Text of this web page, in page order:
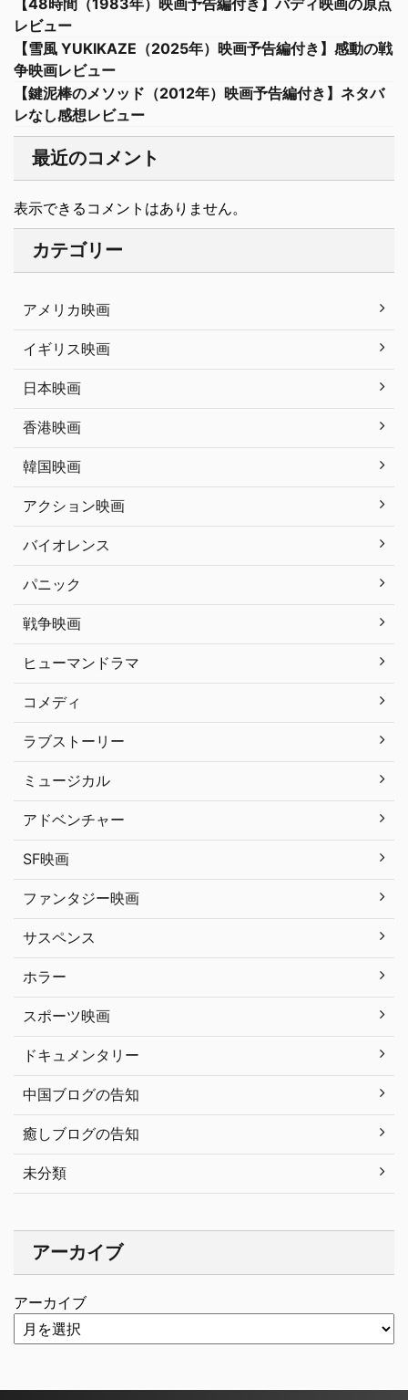
レビュー
【雪風 YUKIKAZE（2025年）映画予告編付き】感動の戦
争映画レビュー
【鍵泥棒のメソッド（2012年）映画予告編付き】ネタバ
レなし感想レビュー
最近のコメント
表示できるコメントはありません。
カテゴリー
アメリカ映画
イギリス映画
日本映画
香港映画
韓国映画
アクション映画
バイオレンス
パニック
戦争映画
ヒューマンドラマ
コメディ
ラブストーリー
ミュージカル
アドベンチャー
SF映画
ファンタジー映画
サスペンス
ホラー
スポーツ映画
ドキュメンタリー
中国ブログの告知
癒しブログの告知
未分類
アーカイブ
アーカイブ